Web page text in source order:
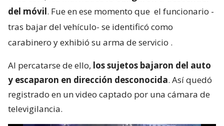
del móvil. Fue en ese momento que el funcionario -
tras bajar del vehículo- se identificó como
carabinero y exhibió su arma de servicio .
Al percatarse de ello, los sujetos bajaron del auto
y escaparon en dirección desconocida. Así quedó
registrado en un video captado por una cámara de
televigilancia.